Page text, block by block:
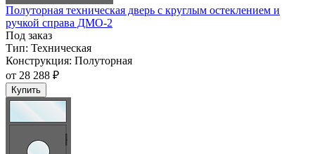
Полуторная техническая дверь с круглым остеклением и
ручкой справа ДМО-2
Под заказ
Тип: Техническая
Конструкция: Полуторная
от 28 288 ₽
Купить